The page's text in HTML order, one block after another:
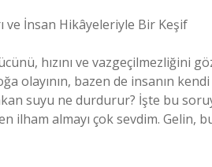
ve İnsan Hikâyeleriyle Bir Keşif
hızını ve vazgeçilmezliğini
olayının, bazen de insanın kendi
suyu ne durdurur? İşte bu
ilham almayı çok sevdim. Gelin,